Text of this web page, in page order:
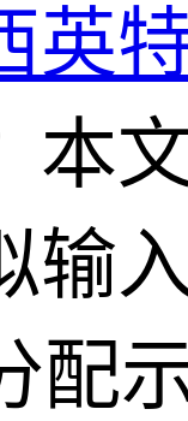
英
本
输
配